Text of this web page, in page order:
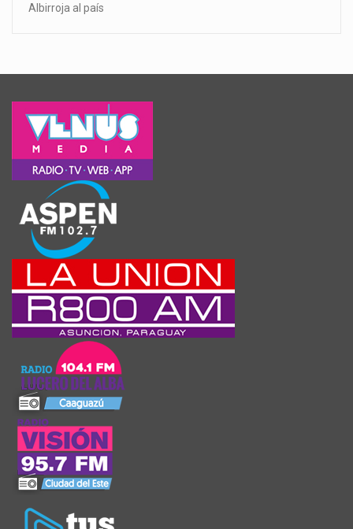
Albirroja al país